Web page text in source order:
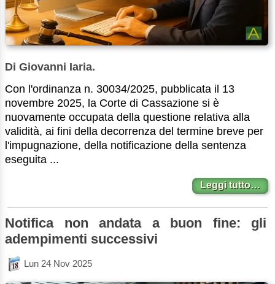
Di Giovanni Iaria.
Con l'ordinanza n. 30034/2025, pubblicata il 13
novembre 2025, la Corte di Cassazione si è
nuovamente occupata della questione relativa alla
validità, ai fini della decorrenza del termine breve per
l'impugnazione, della notificazione della sentenza
eseguita ...
Leggi tutto…
Notifica non andata a buon fine: gli
adempimenti successivi
Lun 24 Nov 2025